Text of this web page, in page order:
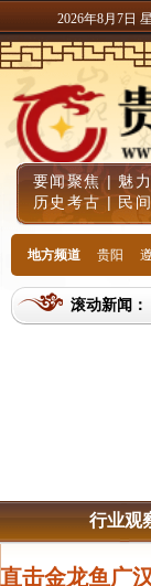
2026年8月7日
要闻聚焦| 魅
历史考古 | 民
地方频道 贵阳
滚动新闻：
行业观
直击金龙鱼广